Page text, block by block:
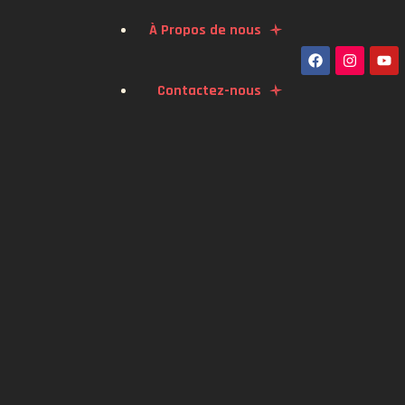
À Propos de nous
Contactez-nous